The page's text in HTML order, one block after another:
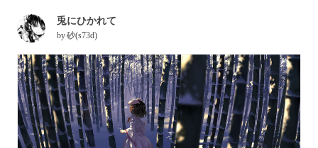
兎にひかれて
by砂(s73d)